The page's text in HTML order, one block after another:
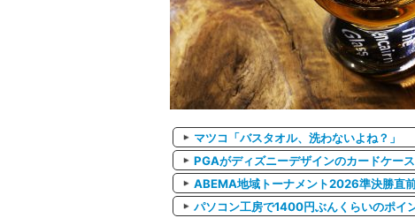
マツコ「バスタオル、洗わないよね？」
PGAがディズニーデザインのカードケー
ABEMA地域トーナメント2026準決勝直
パソコン工房で1400円ぶんくらいのポイ